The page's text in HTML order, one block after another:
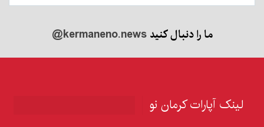
ما را دنبال کنید@kermaneno.news
لینک آپارات کرمان نو